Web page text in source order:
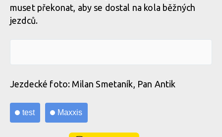
muset překonat, aby se dostal na kola běžných
jezdců.
Jezdecké foto: Milan Smetaník, Pan Antik
test Maxxis